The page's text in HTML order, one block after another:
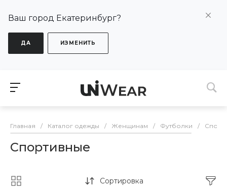
Ваш город Екатеринбург?
ДА ИЗМЕНИТЬ
Главная / Каталог одежды / Женщинам / Футболки /
Спортивные
Сортировка